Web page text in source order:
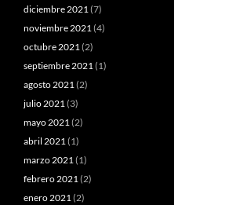
diciembre 2021(7)
noviembre 2021(4)
octubre 2021(2)
septiembre 2021(1)
agosto 2021(2)
julio 2021(3)
mayo 2021(2)
abril 2021(1)
marzo 2021(1)
febrero 2021(2)
enero 2021(2)